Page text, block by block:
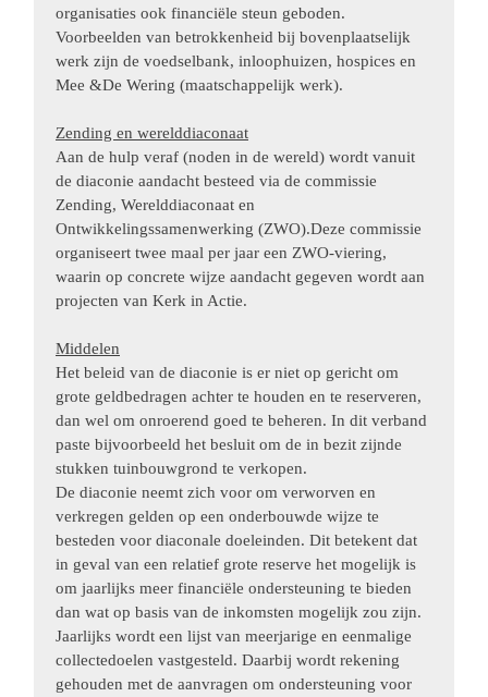
organisaties ook financiële steun geboden.
Voorbeelden van betrokkenheid bij bovenplaatselijk
werk zijn de voedselbank, inloophuizen, hospices en
Mee &De Wering (maatschappelijk werk).
Zending en werelddiaconaat
Aan de hulp veraf (noden in de wereld) wordt vanuit
de diaconie aandacht besteed via de commissie
Zending, Werelddiaconaat en
Ontwikkelingssamenwerking (ZWO).Deze commissie
organiseert twee maal per jaar een ZWO-viering,
waarin op concrete wijze aandacht gegeven wordt aan
projecten van Kerk in Actie.
Middelen
Het beleid van de diaconie is er niet op gericht om
grote geldbedragen achter te houden en te reserveren,
dan wel om onroerend goed te beheren. In dit verband
paste bijvoorbeeld het besluit om de in bezit zijnde
stukken tuinbouwgrond te verkopen.
De diaconie neemt zich voor om verworven en
verkregen gelden op een onderbouwde wijze te
besteden voor diaconale doeleinden. Dit betekent dat
in geval van een relatief grote reserve het mogelijk is
om jaarlijks meer financiële ondersteuning te bieden
dan wat op basis van de inkomsten mogelijk zou zijn.
Jaarlijks wordt een lijst van meerjarige en eenmalige
collectedoelen vastgesteld. Daarbij wordt rekening
gehouden met de aanvragen om ondersteuning voor